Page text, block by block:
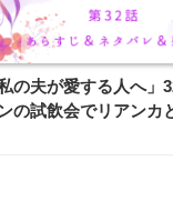
私の夫が愛する人へ」
の試飲会でリアンカ